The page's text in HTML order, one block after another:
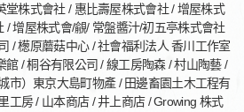
堂株式會社 / 惠比壽屋株式會社 / 增屋株式
/ 增屋株式會/覦/ 常盤醬汁/初五亭株式會社
/ 檧原蘑菇中心 / 社會福利法人 香川工作室
館 / 桐谷有限公司 / 線工房陶森 / 村山陶藝 /
市）東京大島町物產 / 田邊畜園土木工程有
工房 / 山本商店 / 井上商店 / Growing 株式